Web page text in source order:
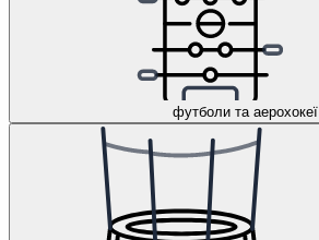
футболи та аерохокеї